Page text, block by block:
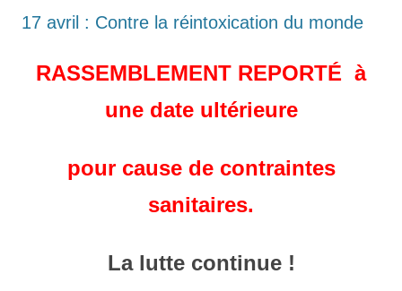
17 avril : Contre la réintoxication du monde
RASSEMBLEMENT REPORTÉ à
une date ultérieure
pour cause de contraintes
sanitaires.
La lutte continue !